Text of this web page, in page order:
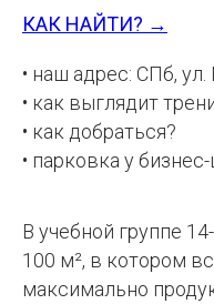
КАК НАЙТИ? →
• наш адрес: СПб,
• как выглядит
• как добраться?
• парковка у
В учебной группе
100 м², в котором
максимально